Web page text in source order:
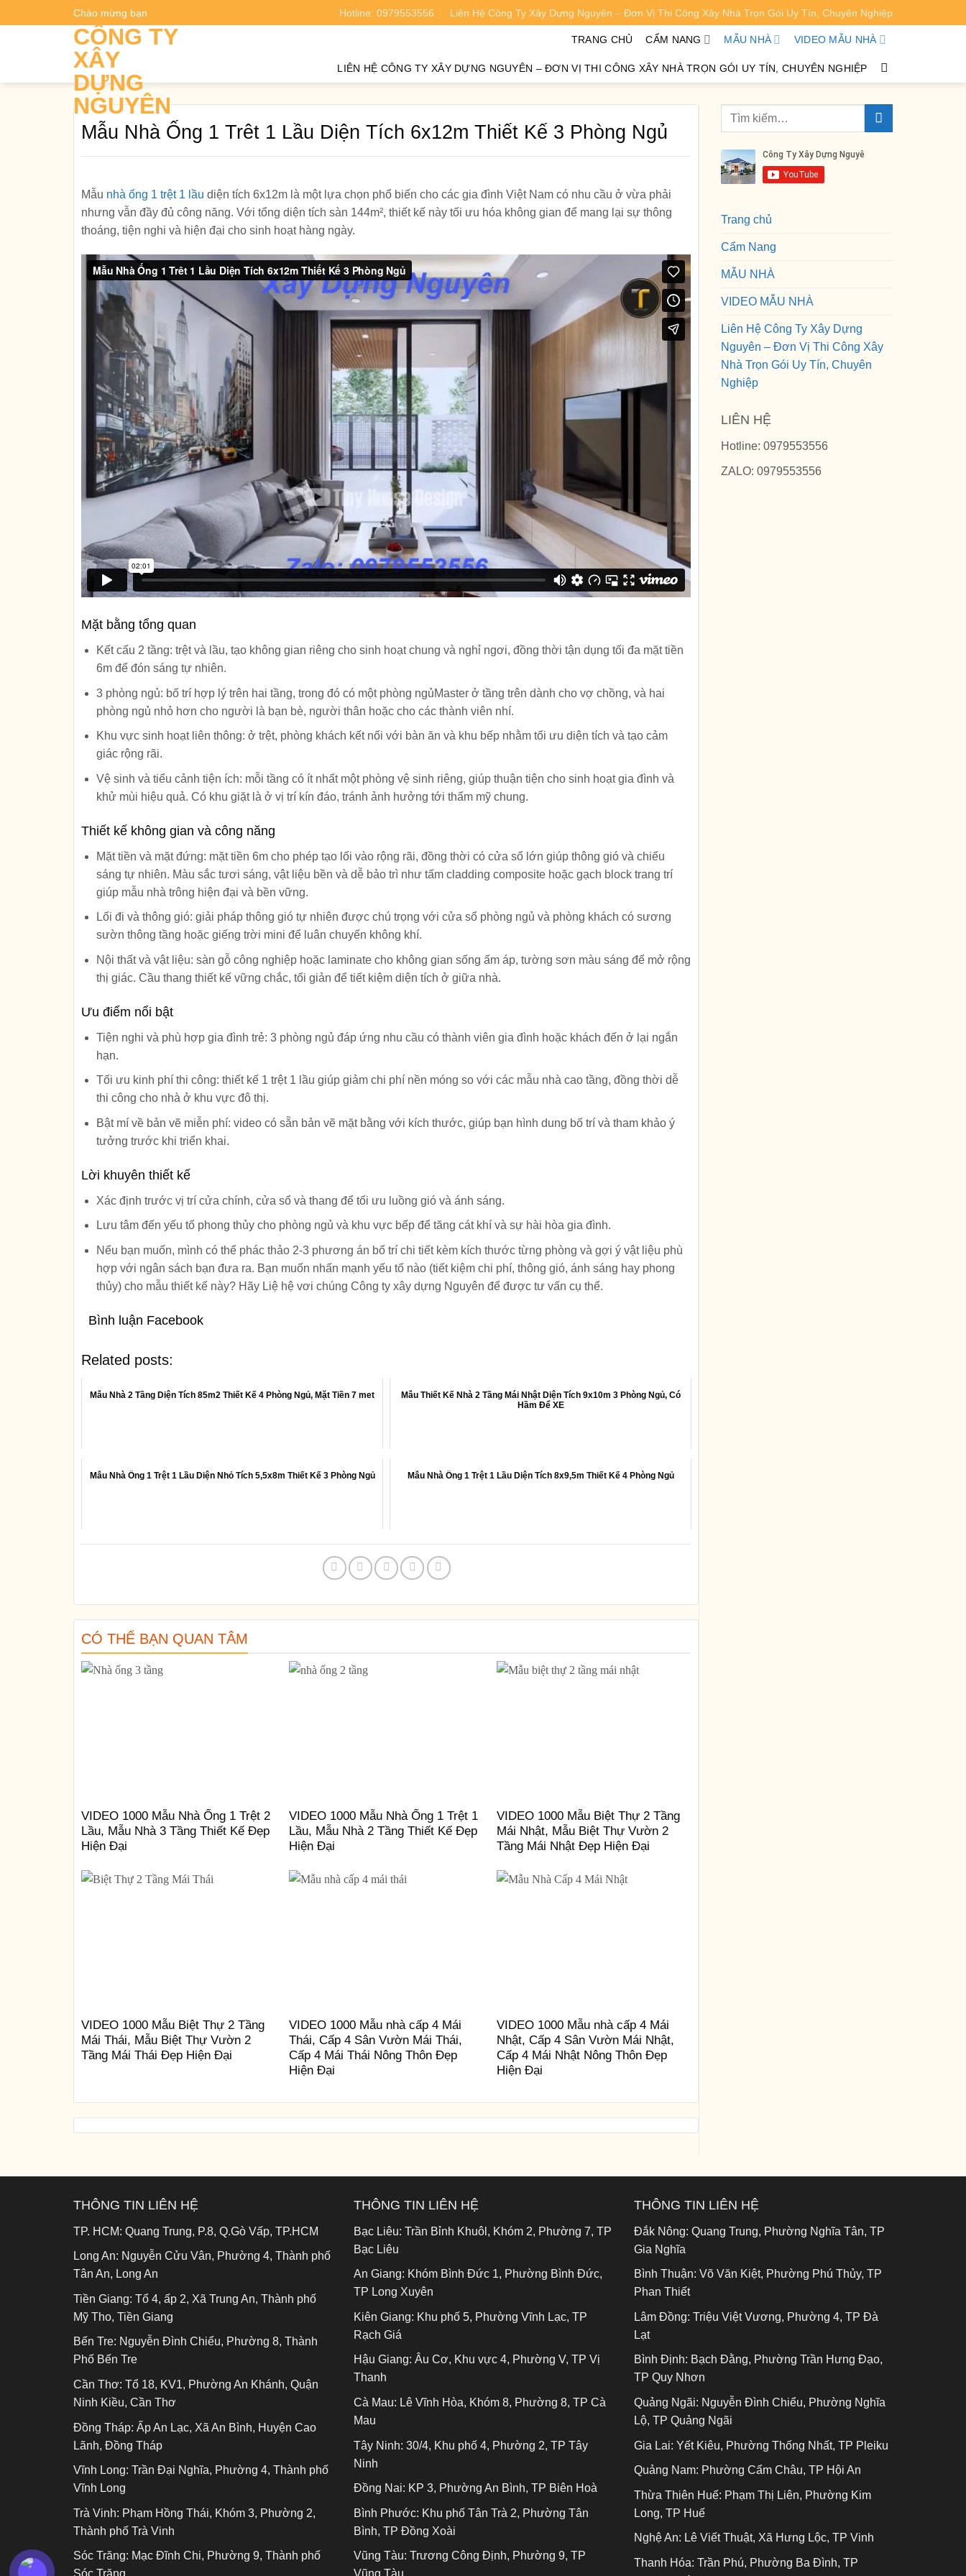
to
Chào mừng bạn Hotline: 0979553556 Liên Hệ Công Ty Xây Dựng Nguyên – Đơn Vị Thi Công Xây Nhà Trọn Gói Uy Tín, Chuyên Nghiệp
CÔNG TY
XÂY
DỰNG
NGUYÊN
TRANG CHỦ CẨM NANG MẪU NHÀ VIDEO MẪU NHÀ
LIÊN HỆ CÔNG TY XÂY DỰNG NGUYÊN – ĐƠN VỊ THI CÔNG XÂY NHÀ TRỌN GÓI UY TÍN, CHUYÊN NGHIỆP
Mẫu Nhà Ống 1 Trêt 1 Lầu Diện Tích 6x12m Thiết Kế 3 Phòng Ngủ
Mẫu nhà ống 1 trệt 1 lầu diện tích 6x12m là một lựa chọn phổ biến cho các gia đình Việt Nam có nhu cầu ở vừa phải
nhưng vẫn đầy đủ công năng. Với tổng diện tích sàn 144m², thiết kế này tối ưu hóa không gian để mang lại sự thông
thoáng, tiện nghi và hiện đại cho sinh hoạt hàng ngày.
Mặt bằng tổng quan
Kết cấu 2 tầng: trệt và lầu, tạo không gian riêng cho sinh hoạt chung và nghỉ ngơi, đồng thời tận dụng tối đa mặt tiền
6m để đón sáng tự nhiên.
3 phòng ngủ: bố trí hợp lý trên hai tầng, trong đó có một phòng ngủMaster ở tầng trên dành cho vợ chồng, và hai
phòng ngủ nhỏ hơn cho người là bạn bè, người thân hoặc cho các thành viên nhí.
Khu vực sinh hoạt liên thông: ở trệt, phòng khách kết nối với bàn ăn và khu bếp nhằm tối ưu diện tích và tạo cảm
giác rộng rãi.
Vệ sinh và tiểu cảnh tiện ích: mỗi tầng có ít nhất một phòng vệ sinh riêng, giúp thuận tiện cho sinh hoạt gia đình và
khử mùi hiệu quả. Có khu giặt là ở vị trí kín đáo, tránh ảnh hưởng tới thẩm mỹ chung.
Thiết kế không gian và công năng
Mặt tiền và mặt đứng: mặt tiền 6m cho phép tạo lối vào rộng rãi, đồng thời có cửa sổ lớn giúp thông gió và chiếu
sáng tự nhiên. Màu sắc tươi sáng, vật liệu bền và dễ bảo trì như tấm cladding composite hoặc gạch block trang trí
giúp mẫu nhà trông hiện đại và bền vững.
Lối đi và thông gió: giải pháp thông gió tự nhiên được chú trọng với cửa sổ phòng ngủ và phòng khách có sương
sườn thông tầng hoặc giếng trời mini để luân chuyển không khí.
Nội thất và vật liệu: sàn gỗ công nghiệp hoặc laminate cho không gian sống ấm áp, tường sơn màu sáng để mở rộng
thị giác. Cầu thang thiết kế vững chắc, tối giản để tiết kiệm diện tích ở giữa nhà.
Ưu điểm nổi bật
Tiện nghi và phù hợp gia đình trẻ: 3 phòng ngủ đáp ứng nhu cầu có thành viên gia đình hoặc khách đến ở lại ngắn
hạn.
Tối ưu kinh phí thi công: thiết kế 1 trệt 1 lầu giúp giảm chi phí nền móng so với các mẫu nhà cao tầng, đồng thời dễ
thi công cho nhà ở khu vực đô thị.
Bật mí về bản vẽ miễn phí: video có sẵn bản vẽ mặt bằng với kích thước, giúp bạn hình dung bố trí và tham khảo ý
tưởng trước khi triển khai.
Lời khuyên thiết kế
Xác định trước vị trí cửa chính, cửa sổ và thang để tối ưu luồng gió và ánh sáng.
Lưu tâm đến yếu tố phong thủy cho phòng ngủ và khu vực bếp để tăng cát khí và sự hài hòa gia đình.
Nếu bạn muốn, mình có thể phác thảo 2-3 phương án bố trí chi tiết kèm kích thước từng phòng và gợi ý vật liệu phù
hợp với ngân sách bạn đưa ra. Bạn muốn nhấn mạnh yếu tố nào (tiết kiệm chi phí, thông gió, ánh sáng hay phong
thủy) cho mẫu thiết kế này? Hãy Liệ hệ vơi chúng Công ty xây dựng Nguyên để được tư vấn cụ thể.
Bình luận Facebook
Related posts:
Mẫu Nhà 2 Tầng Diện Tích 85m2 Thiết Kế 4 Phòng Ngủ, Mặt Tiền 7 met
Mẫu Thiết Kế Nhà 2 Tầng Mái Nhật Diện Tích 9x10m 3 Phòng Ngủ, Có
Hầm Để XE
Mẫu Nhà Ống 1 Trệt 1 Lầu Diện Nhỏ Tích 5,5x8m Thiết Kế 3 Phòng Ngủ Mẫu Nhà Ống 1 Trệt 1 Lầu Diện Tích 8x9,5m Thiết Kế 4 Phòng Ngủ
CÓ THỂ BẠN QUAN TÂM
VIDEO 1000 Mẫu Nhà Ống 1 Trệt 2
Lầu, Mẫu Nhà 3 Tầng Thiết Kế Đẹp
Hiện Đại
VIDEO 1000 Mẫu Nhà Ống 1 Trệt 1
Lầu, Mẫu Nhà 2 Tầng Thiết Kế Đẹp
Hiện Đại
VIDEO 1000 Mẫu Biệt Thự 2 Tầng
Mái Nhật, Mẫu Biệt Thự Vườn 2
Tầng Mái Nhật Đẹp Hiện Đại
VIDEO 1000 Mẫu Biệt Thự 2 Tầng
Mái Thái, Mẫu Biệt Thự Vườn 2
Tầng Mái Thái Đẹp Hiện Đại
VIDEO 1000 Mẫu nhà cấp 4 Mái
Thái, Cấp 4 Sân Vườn Mái Thái,
Cấp 4 Mái Thái Nông Thôn Đẹp
Hiện Đại
VIDEO 1000 Mẫu nhà cấp 4 Mái
Nhật, Cấp 4 Sân Vườn Mái Nhật,
Cấp 4 Mái Nhật Nông Thôn Đẹp
Hiện Đại
Trang chủ
Cẩm Nang
MẪU NHÀ
VIDEO MẪU NHÀ
Liên Hệ Công Ty Xây Dựng
Nguyên – Đơn Vị Thi Công Xây
Nhà Trọn Gói Uy Tín, Chuyên
Nghiệp
LIÊN HỆ
Hotline: 0979553556
ZALO: 0979553556
THÔNG TIN LIÊN HỆ
TP. HCM: Quang Trung, P.8, Q.Gò Vấp, TP.HCM
Long An: Nguyễn Cửu Vân, Phường 4, Thành phố
Tân An, Long An
Tiền Giang: Tổ 4, ấp 2, Xã Trung An, Thành phố
Mỹ Tho, Tiền Giang
Bến Tre: Nguyễn Đình Chiểu, Phường 8, Thành
Phố Bến Tre
Cần Thơ: Tổ 18, KV1, Phường An Khánh, Quận
Ninh Kiều, Cần Thơ
Đồng Tháp: Ấp An Lạc, Xã An Bình, Huyện Cao
Lãnh, Đồng Tháp
Vĩnh Long: Trần Đại Nghĩa, Phường 4, Thành phố
Vĩnh Long
Trà Vinh: Phạm Hồng Thái, Khóm 3, Phường 2,
Thành phố Trà Vinh
Sóc Trăng: Mạc Đĩnh Chi, Phường 9, Thành phố
THÔNG TIN LIÊN HỆ
Bạc Liêu: Trần Bỉnh Khuôl, Khóm 2, Phường 7, TP
Bạc Liêu
An Giang: Khóm Bình Đức 1, Phường Bình Đức,
TP Long Xuyên
Kiên Giang: Khu phố 5, Phường Vĩnh Lạc, TP
Rạch Giá
Hậu Giang: Âu Cơ, Khu vực 4, Phường V, TP Vị
Thanh
Cà Mau: Lê Vĩnh Hòa, Khóm 8, Phường 8, TP Cà
Mau
Tây Ninh: 30/4, Khu phố 4, Phường 2, TP Tây
Ninh
Đồng Nai: KP 3, Phường An Bình, TP Biên Hoà
Bình Phước: Khu phố Tân Trà 2, Phường Tân
Bình, TP Đồng Xoài
Vũng Tàu: Trương Công Định, Phường 9, TP
THÔNG TIN LIÊN HỆ
Đắk Nông: Quang Trung, Phường Nghĩa Tân, TP
Gia Nghĩa
Bình Thuận: Võ Văn Kiệt, Phường Phú Thủy, TP
Phan Thiết
Lâm Đồng: Triệu Việt Vương, Phường 4, TP Đà
Lạt
Bình Định: Bạch Đằng, Phường Trần Hưng Đạo,
TP Quy Nhơn
Quảng Ngãi: Nguyễn Đình Chiểu, Phường Nghĩa
Lộ, TP Quảng Ngãi
Gia Lai: Yết Kiêu, Phường Thống Nhất, TP Pleiku
Quảng Nam: Phường Cẩm Châu, TP Hội An
Thừa Thiên Huế: Phạm Thị Liên, Phường Kim
Long, TP Huế
Nghệ An: Lê Viết Thuật, Xã Hưng Lộc, TP Vinh
Thanh Hóa: Trần Phú, Phường Ba Đình, TP
Dự toán chi phí xây nhà chính xác 95%. XEM CHI TIẾT